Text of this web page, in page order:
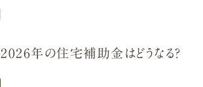
2026年の住宅補助金はどうなる？